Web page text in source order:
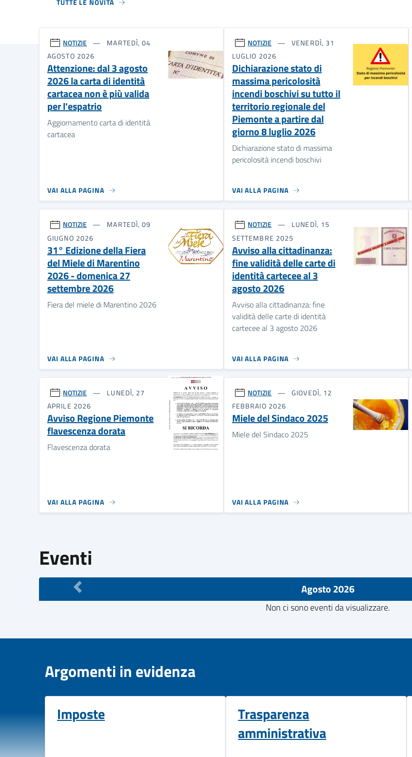
NOTIZIE
MARTEDÌ, 04
AGOSTO 2026
Attenzione: dal 3 agosto
2026 la carta di identità
cartacea non è più valida
per l'espatrio
Aggiornamento carta di identità
cartacea
VAI ALLA PAGINA
NOTIZIE
VENERDÌ, 31
LUGLIO 2026
Dichiarazione stato di
massima pericolosità
incendi boschivi su tutto il
territorio regionale del
Piemonte a partire dal
giorno 8 luglio 2026
Dichiarazione stato di massima
pericolosità incendi boschivi
VAI ALLA PAGINA
NOTIZIE
MARTEDÌ, 09
GIUGNO 2026
31° Edizione della Fiera
del Miele di Marentino
2026 - domenica 27
settembre 2026
Fiera del miele di Marentino 2026
VAI ALLA PAGINA
NOTIZIE
LUNEDÌ, 15
SETTEMBRE 2025
Avviso alla cittadinanza:
fine validità delle carte di
identità cartecee al 3
agosto 2026
Avviso alla cittadinanza: fine
validità delle carte di identità
cartecee al 3 agosto 2026
VAI ALLA PAGINA
NOTIZIE
LUNEDÌ, 27
APRILE 2026
Avviso Regione Piemonte
flavescenza dorata
Flavescenza dorata
VAI ALLA PAGINA
NOTIZIE
GIOVEDÌ, 12
FEBBRAIO 2026
Miele del Sindaco 2025
Miele del Sindaco 2025
VAI ALLA PAGINA
Eventi
Agosto 2026
Non ci sono eventi da visualizzare.
Argomenti in evidenza
Imposte
Trasparenza
amministrativa